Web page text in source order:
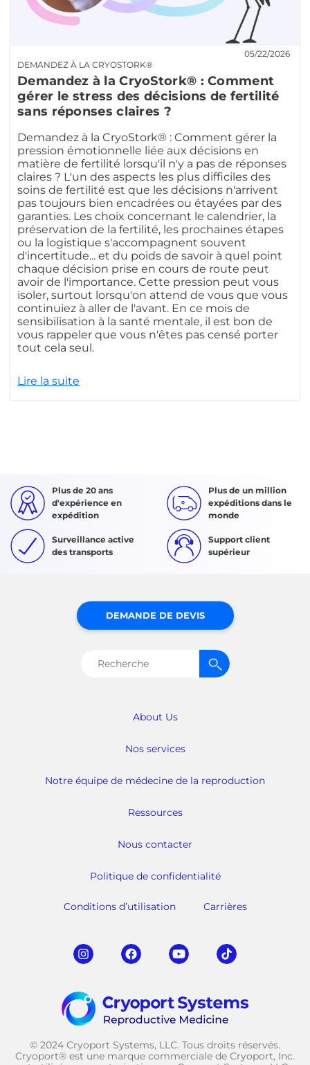
DEMANDEZ À LA CRYOSTORK®
05/22/2026
Demandez à la CryoStork® : Comment
gérer le stress des décisions de fertilité
sans réponses claires ?
Demandez à la CryoStork® : Comment gérer la
pression émotionnelle liée aux décisions en
matière de fertilité lorsqu'il n'y a pas de réponses
claires ? L'un des aspects les plus difficiles des
soins de fertilité est que les décisions n'arrivent
pas toujours bien encadrées ou étayées par des
garanties. Les choix concernant le calendrier, la
préservation de la fertilité, les prochaines étapes
ou la logistique s'accompagnent souvent
d'incertitude... et du poids de savoir à quel point
chaque décision prise en cours de route peut
avoir de l'importance. Cette pression peut vous
isoler, surtout lorsqu'on attend de vous que vous
continuiez à aller de l'avant. En ce mois de
sensibilisation à la santé mentale, il est bon de
vous rappeler que vous n'êtes pas censé porter
tout cela seul.
Lire la suite
Plus de 20 ans
d'expérience en
expédition
Plus de un million
expéditions dans le
monde
Surveillance active
des transports
Support client
supérieur
About Us
Nos services
Notre équipe de médecine de la reproduction
Ressources
Nous contacter
Politique de confidentialité
Conditions d’utilisation Carrières
DEMANDE DE DEVIS
Rechercher :
© 2024 Cryoport Systems, LLC. Tous droits réservés.
Cryoport® est une marque commerciale de Cryoport, Inc.